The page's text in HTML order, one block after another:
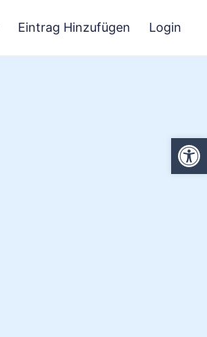
Eintrag Hinzufügen Login